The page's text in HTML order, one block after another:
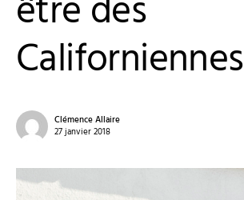
être des
Californiennes
Clémence Allaire
27 janvier 2018